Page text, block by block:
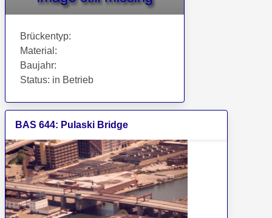
Brückentyp:
Material :
Baujahr:
Status: in Betrieb
BAS 644: Pulaski Bridge